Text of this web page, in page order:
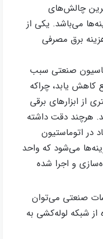
چالش‌های
می‌باشد. یکی از
برق مصرفی
صنعتی سبب
کاهش یابد، چراکه
از ابزارهای برقی
هرچند دقت داشته
در اتوماستیون
می‌شود که واحد
و اجرا شده
صنعتی می‌توان
از شبکه لوله‌کشی به